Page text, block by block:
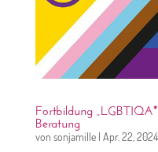
Fortbildung
Beratung
von sonjamille| Apr. 22, 2024